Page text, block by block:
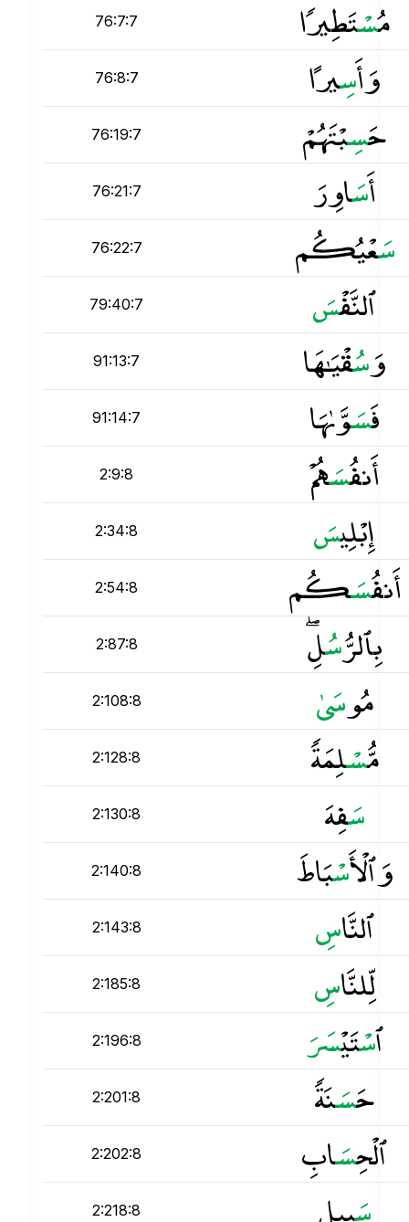
76:7:7 مُسْتَطِيرًۭا
76:8:7 وَأَسِيرًا
76:19:7 حَسِبْتَهُمْ
76:21:7 أَسَاوِرَ
76:22:7 سَعْيُكُم
79:40:7 ٱلنَّفْس
91:13:7 وَسُقْيَـٰهَا
91:14:7 فَسَوَّىٰهَا
2:9:8 أَنفُسَهُمْ
2:34:8 إِبْلِيس
2:54:8 أَنفُسَكُم
2:87:8 بِٱلرُّسُلِ ۖ
2:108:8 مُوس
2:128:8 مُّسْلِمَةًۭ
2:130:8 سَفِهَ
2:140:8 وَٱلْأَسْبَاطَ
2:143:8 ٱلنَّاس
2:185:8 لِّلنَّاس
2:196:8 ٱسْتَيْس
2:201:8 حَسَنَةًۭ
2:202:8 ٱلْحِسَابِ
2:218:8